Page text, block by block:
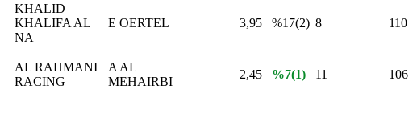
KHALID
KHALIFA AL
NA
E OERTEL 3,95 %17(2) 8 110
AL RAHMANI
RACING
A AL
MEHAIRBI
2,45 %7(1) 11 106